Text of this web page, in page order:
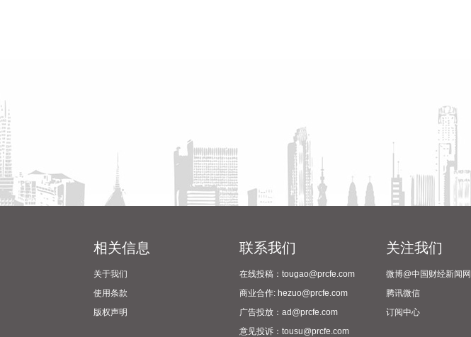
相关信息
关于我们
使用条款
版权声明
联系我们
在线投稿：tougao@prcfe.com
商业合作: hezuo@prcfe.com
广告投放：ad@prcfe.com
意见投诉：tousu@prcfe.com
关注我们
微博@中国财经新闻网
腾讯微信
订阅中心